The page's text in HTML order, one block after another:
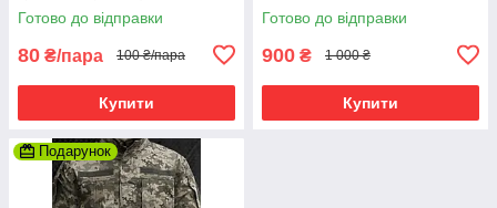
Готово до відправки
80 ₴/пара 100 ₴/пара
Купити
Готово до відправки
900 ₴ 1 000 ₴
Купити
Подарунок